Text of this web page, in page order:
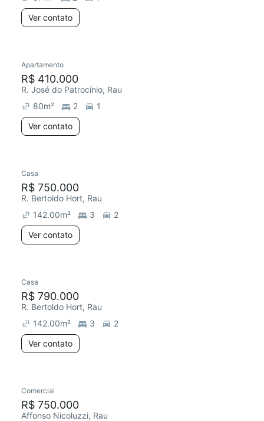
Ver contato
Apartamento
R$ 410.000
R. José do Patrocínio, Rau
80m² 2
1
Ver contato
Casa
R$ 750.000
R. Bertoldo Hort, Rau
142.00m² 3
2
Ver contato
Casa
R$ 790.000
R. Bertoldo Hort, Rau
142.00m² 3
2
Ver contato
Comercial
R$ 750.000
Affonso Nicoluzzi, Rau